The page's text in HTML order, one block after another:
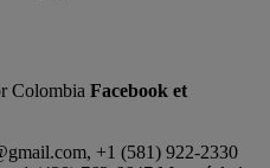
Colombia Facebook et
+1 (581) 922-2330